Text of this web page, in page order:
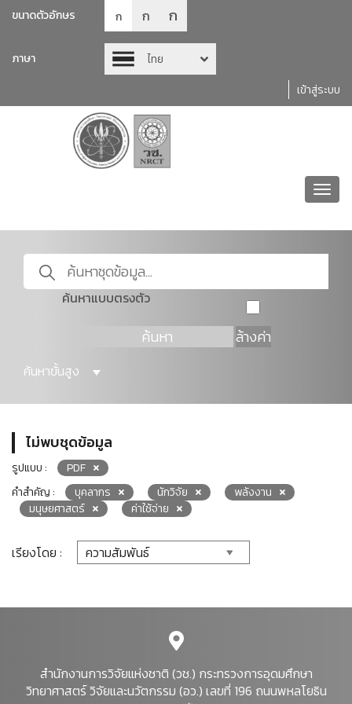
ขนาดตัวอักษร ก ก ก
ภาษา
ไทย
เข้าสู่ระบบ
ค้นหาแบบตรงตัว
ค้นหา ล้างค่า
ค้นหาขั้นสูง
ไม่พบชุดข้อมูล
รูปแบบ :
PDF
คำสำคัญ :
บุคลากร นักวิจัย
พลังงาน
มนุษยศาสตร์
ค่าใช้จ่าย
เรียงโดย :
สำนักงานการวิจัยแห่งชาติ (วช.) กระทรวงการอุดมศึกษา
วิทยาศาสตร์ วิจัยและนวัตกรรม (อว.) เลขที่ 196 ถนนพหลโยธิน